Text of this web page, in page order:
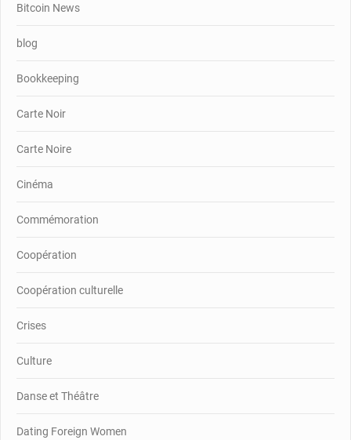
Bitcoin News
blog
Bookkeeping
Carte Noir
Carte Noire
Cinéma
Commémoration
Coopération
Coopération culturelle
Crises
Culture
Danse et Théâtre
Dating Foreign Women